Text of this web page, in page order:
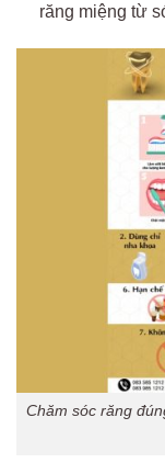
răng miệng từ
Chăm sóc răng